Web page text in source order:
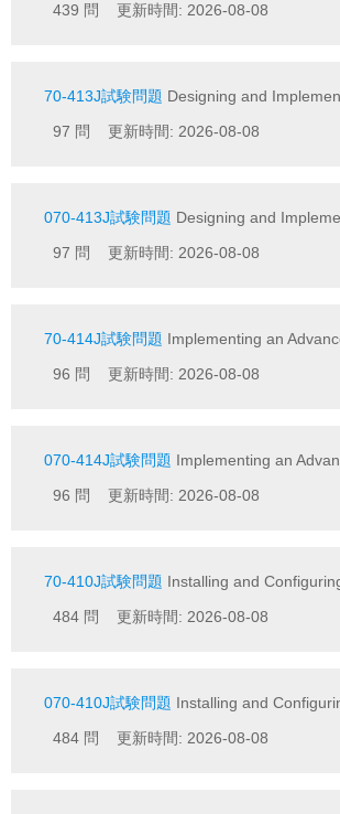
439 問 更新時間: 2026-08-08
70-413J試験問題 Designing and
97 問 更新時間: 2026-08-08
070-413J試験問題 Designing and
97 問 更新時間: 2026-08-08
70-414J試験問題 Implementing an
96 問 更新時間: 2026-08-08
070-414J試験問題 Implementing an
96 問 更新時間: 2026-08-08
70-410J試験問題 Installing and
484 問 更新時間: 2026-08-08
070-410J試験問題 Installing and
484 問 更新時間: 2026-08-08